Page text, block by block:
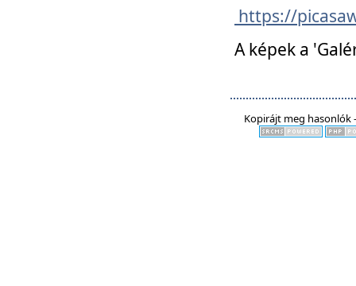
https://
A képek a
Kopirájt meg hasonlók